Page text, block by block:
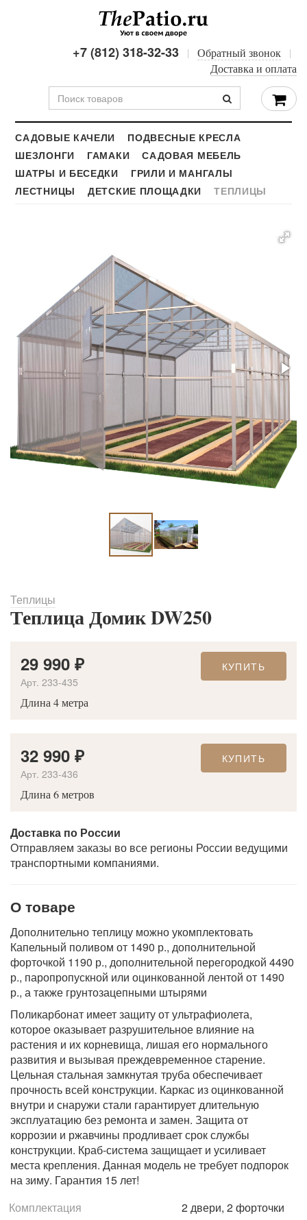
+7 (812) 318-32-33
Обратный звонок
Доставка и оплата
САДОВЫЕ КАЧЕЛИ
ПОДВЕСНЫЕ КРЕСЛА
ШЕЗЛОНГИ
ГАМАКИ
САДОВАЯ МЕБЕЛЬ
ШАТРЫ И БЕСЕДКИ
ГРИЛИ И МАНГАЛЫ
ЛЕСТНИЦЫ
ДЕТСКИЕ ПЛОЩАДКИ ТЕПЛИЦЫ
Теплицы
Теплица Домик DW250
КУПИТЬ
29 990 ₽
Арт. 233-435
Длина 4 метра
КУПИТЬ
32 990 ₽
Арт. 233-436
Длина 6 метров
Доставка по России
Отправляем заказы во все регионы России ведущими
транспортными компаниями.
О товаре
Дополнительно теплицу можно укомплектовать
Капельный поливом от 1490 р., дополнительной
форточкой 1190 р., дополнительной перегородкой 4490
р., паропропускной или оцинкованной лентой от 1490
р., а также грунтозацепными штырями
Поликарбонат имеет защиту от ультрафиолета,
которое оказывает разрушительное влияние на
растения и их корневища, лишая его нормального
развития и вызывая преждевременное старение.
Цельная стальная замкнутая труба обеспечивает
прочность всей конструкции. Каркас из оцинкованной
внутри и снаружи стали гарантирует длительную
эксплуатацию без ремонта и замен. Защита от
коррозии и ржавчины продливает срок службы
конструкции. Краб-система защищает и усиливает
места крепления. Данная модель не требует подпорок
на зиму. Гарантия 15 лет!
Комплектация
2 двери, 2 форточки